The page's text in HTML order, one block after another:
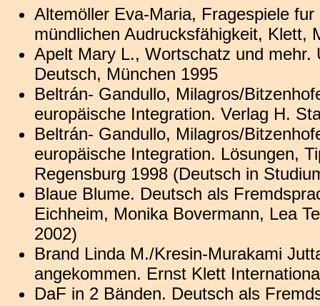
Altemöller Eva-Maria, Fragespiele
mündlichen Audrucksfähigkeit, Klett,
Apelt Mary L., Wortschatz und
Deutsch, München 1995
Beltrán- Gandullo, Milagros/
europäische Integration. Verlag H.
Beltrán- Gandullo, Milagros/
europäische Integration. Lösungen,
Regensburg 1998 (Deutsch in
Blaue Blume. Deutsch als
Eichheim, Monika Bovermann, Lea
2002)
Brand Linda M./Kresin-Murakami
angekommen. Ernst Klett
DaF in 2 Bänden. Deutsch als